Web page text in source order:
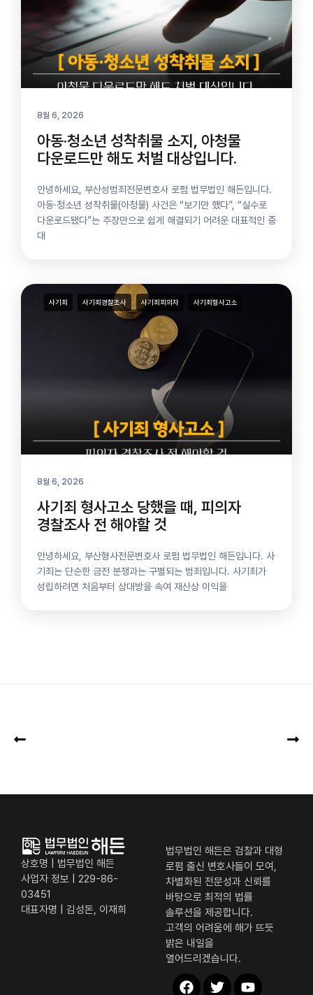
8월 6, 2026
아동·청소년 성착취물 소지, 아청물
다운로드만 해도 처벌 대상입니다.
안녕하세요, 부산성범죄전문변호사 로펌 법무법인 해든입니다.
아동·청소년 성착취물(아청물) 사건은 “보기만 했다”, “실수로
다운로드됐다”​는 주장만으로 쉽게 해결되기 어려운 대표적인 중
대
사기죄 사기죄경찰조사 사기죄피의자 사기죄형사고소
8월 6, 2026
사기죄 형사고소 당했을 때, 피의자
경찰조사 전 해야할 것
안녕하세요, 부산형사전문변호사 로펌 법무법인 해든입니다. 사
기죄는 단순한 금전 분쟁과는 구별되는 범죄입니다. 사기죄가
성립하려면 처음부터 상대방을 속여 재산상 이익을
상호명 | 법무법인 해든
사업자 정보 | 229-86-
03451
대표자명 | 김성돈, 이재희
법무법인 해든은 검찰과 대형
로펌 출신 변호사들이 모여,
차별화된 전문성과 신뢰를
바탕으로 최적의 법률
솔루션을 제공합니다.
고객의 어려움에 해가 뜨듯
밝은 내일을
열어드리겠습니다.